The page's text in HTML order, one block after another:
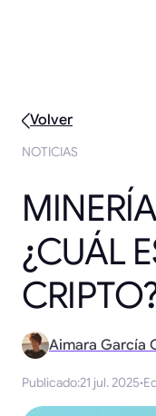
Volver
NOTICIAS
¿CUÁL
Aimara García
Publicado:21 jul. 2025·